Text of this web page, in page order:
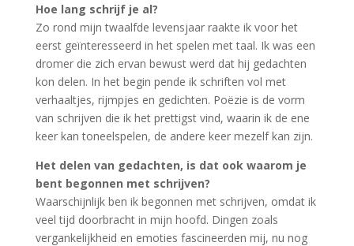
Hoe lang schrijf je al?
Zo rond mijn twaalfde levensjaar raakte ik voor het
eerst geïnteresseerd in het spelen met taal. Ik was een
dromer die zich ervan bewust werd dat hij gedachten
kon delen. In het begin pende ik schriften vol met
verhaaltjes, rijmpjes en gedichten. Poëzie is de vorm
van schrijven die ik het prettigst vind, waarin ik de ene
keer kan toneelspelen, de andere keer mezelf kan zijn.
Het delen van gedachten, is dat ook waarom je
bent begonnen met schrijven?
Waarschijnlijk ben ik begonnen met schrijven, omdat ik
veel tijd doorbracht in mijn hoofd. Dingen zoals
vergankelijkheid en emoties fascineerden mij, nu nog